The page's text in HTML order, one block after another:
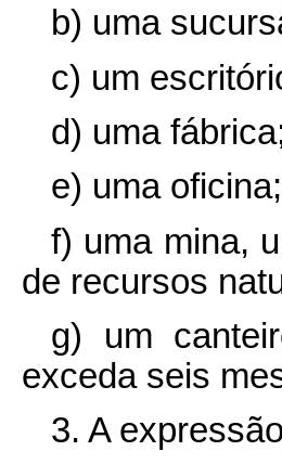
b) uma
c) um
d) uma
e) uma oficina;
f) uma mina,
de recursos
g) um
exceda seis
3. A